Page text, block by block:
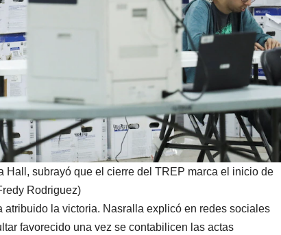
Hall, subrayó que el cierre del TREP marca el inicio de
Rodriguez)
la victoria. Nasralla explicó en redes sociales
favorecido una vez se contabilicen las actas